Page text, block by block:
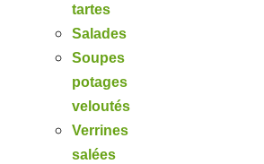
tartes
Salades
Soupes
potages
veloutés
Verrines
salées